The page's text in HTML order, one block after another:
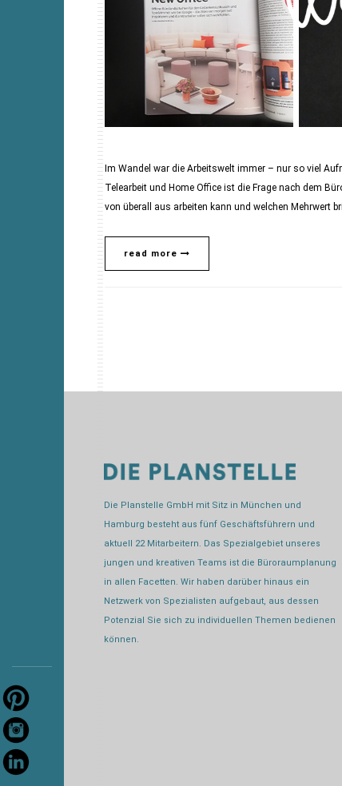
Im Wandel war die Arbeitswelt immer – nur so viel
Telearbeit und Home Office ist die Frage nach dem
von überall aus arbeiten kann und welchen Mehrwert
read more
Die Planstelle GmbH mit Sitz in München und
Hamburg besteht aus fünf Geschäftsführern und
aktuell 22 Mitarbeitern. Das Spezialgebiet unseres
jungen und kreativen Teams ist die Büroraumplanung
in allen Facetten. Wir haben darüber hinaus ein
Netzwerk von Spezialisten aufgebaut, aus dessen
Potenzial Sie sich zu individuellen Themen bedienen
können.